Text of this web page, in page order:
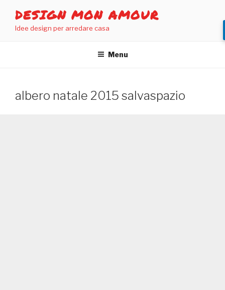
contenuto
DESIGN MON AMOUR
Idee design per arredare casa
Menu
albero natale 2015 salvaspazio